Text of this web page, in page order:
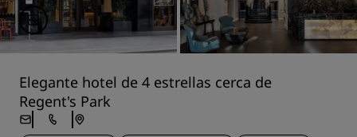
Elegante hotel de 4 estrellas cerca de
Regent's Park